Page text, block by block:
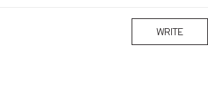
WRITE